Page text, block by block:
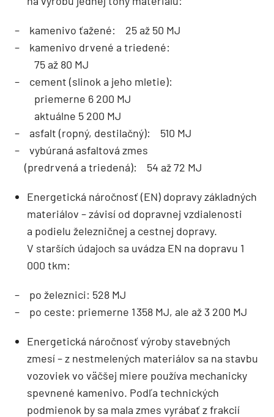
– kamenivo ťažené: 25 až 50 MJ
– kamenivo drvené a triedené:
75 až 80 MJ
– cement (slinok a jeho mletie):
priemerne 6 200 MJ
aktuálne 5 200 MJ
– asfalt (ropný, destilačný): 510 MJ
– vybúraná asfaltová zmes
(predrvená a triedená): 54 až 72 MJ
Energetická náročnosť (EN) dopravy zá­kladných
materiálov – závisí od dopravnej vzdialenosti
a podielu železničnej a cestnej dopravy.
V starších údajoch sa uvádza EN na dopravu 1
000 tkm:
– po železnici: 528 MJ
– po ceste: priemerne 1 358 MJ, ale až 3 200 MJ
Energetická náročnosť výroby stavebných
zmesí – z nestmelených materiálov sa na stavbu
vozoviek vo väčšej miere používa mechanicky
spevnené kamenivo. Podľa technických
podmienok by sa mala zmes vyrábať z frakcií